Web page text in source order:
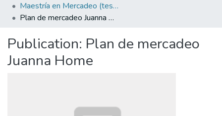
All of DSpace
Maestría en Mercadeo (tesis)
Plan de mercadeo Juanna Home
Publication: Plan de mercadeo
Juanna Home